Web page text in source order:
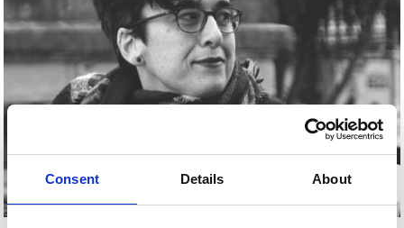
Consent Details About